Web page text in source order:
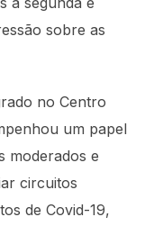
sobre as
no Centro
um papel
moderados e
circuitos
de Covid-19,